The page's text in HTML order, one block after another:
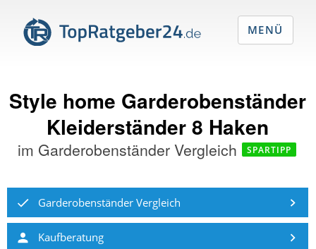
Style home Garderobenständer
Kleiderständer 8 Haken
im Garderobenständer Vergleich SPARTIPP
Garderobenständer Vergleich
Kaufberatung
MENÜ